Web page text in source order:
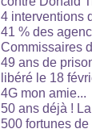
4 interventions
41 % des
Commissaires
49 ans de
libéré le 18
4G mon amie...
50 ans déjà !
500 fortunes